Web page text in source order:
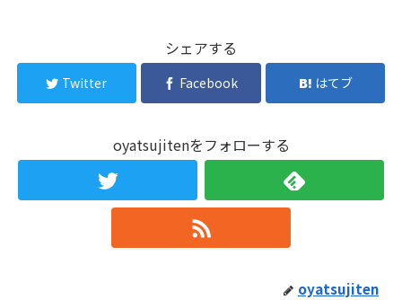
シェアする
Twitter Facebook はてブ
oyatsujitenをフォローする
oyatsujiten